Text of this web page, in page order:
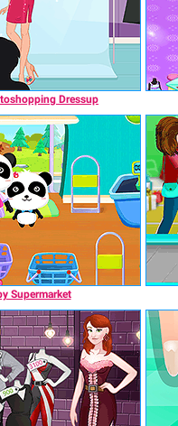
Dressup
Supermarket